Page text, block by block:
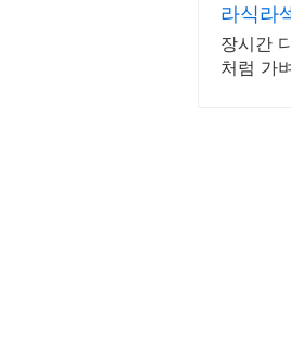
라식라
장시간
처럼 가